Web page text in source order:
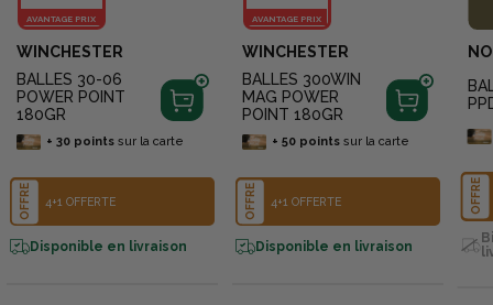
AVANTAGE PRIX
WINCHESTER
BALLES 30-06
POWER POINT
180GR
+ 30pointssur la carte
OFFRE 4+1 OFFERTE
Disponible en livraison
AVANTAGE PRIX
WINCHESTER
BALLES 300WIN
MAG POWER
POINT 180GR
+ 50pointssur la carte
OFFRE 4+1 OFFERTE
Disponible en livraison
OFFRE